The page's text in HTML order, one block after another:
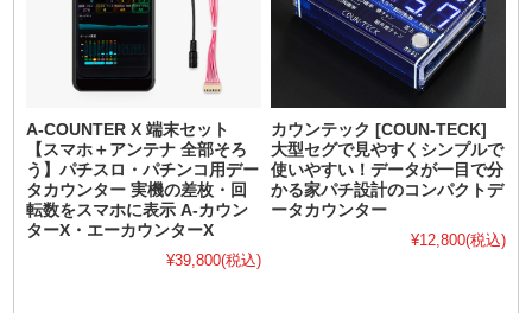
A-COUNTER X 端末セット
【スマホ＋アンテナ 全部そろ
う】パチスロ・パチンコ用デー
タカウンター 実機の差枚・回
転数をスマホに表示 A-カウン
ターX・エーカウンターX
¥39,800(税込)
カウンテック [COUN-TECK]
大型セグで見やすくシンプルで
使いやすい！データが一目で分
かる家パチ設計のコンパクトデ
ータカウンター
¥12,800(税込)